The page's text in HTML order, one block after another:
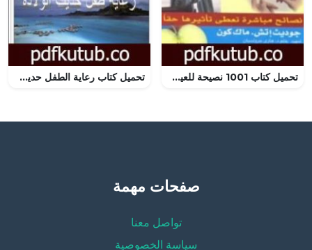
تحميل كتاب 1001 نصيحة للعيش بصحة جيدة مع مرض السكر PDF تأليف جوديث اتش مجانا [كامل] تحميل كتاب رعاية الطفل حديث الولادة وقبل السن المدرسي PDF تأليف د. ألفت الشافعي مجانا [كامل]
صفحات مهمة
تواصل معنا
سياسة الخصوصية